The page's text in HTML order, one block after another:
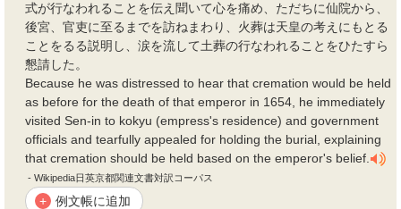
式が行なわれることを伝え聞いて心を痛め、ただちに仙院から、
後宮、官吏に至るまでを訪ねまわり、火葬は天皇の考えにもとる
ことをるる説明し、涙を流して土葬の行なわれることをひたすら
懇請した。
Because he was distressed to hear that cremation would be held
as before for the death of that emperor in 1654, he immediately
visited Sen-in to kokyu (empress's residence) and government
officials and tearfully appealed for holding the burial, explaining
that cremation should be held based on the emperor's belief.
- Wikipedia日英京都関連文書対訳コーパス
+ 例文帳に追加